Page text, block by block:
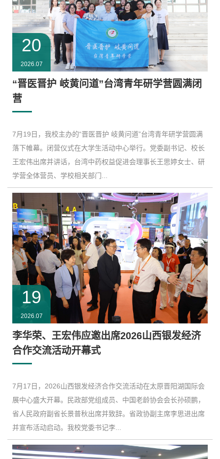
20
2026.07
“晋医晋护 岐黄问道”台湾青年研学营圆满闭
营
7月19日，我校主办的“晋医晋护 岐黄问道”台湾青年研学营圆满
落下帷幕。闭营仪式在大学生活动中心举行。党委副书记、校长
王宏伟出席并讲话，台湾中药权益促进会理事长王思婷女士、研
学营全体营员、学校相关部门...
19
2026.07
李华荣、王宏伟应邀出席2026山西银发经济
合作交流活动开幕式
7月17日，2026山西银发经济合作交流活动在太原晋阳湖国际会
展中心盛大开幕。民政部党组成员、中国老龄协会会长孙硕鹏，
省人民政府副省长景普秋出席并致辞。省政协副主席李思进出席
并宣布活动启动。我校党委书记李...